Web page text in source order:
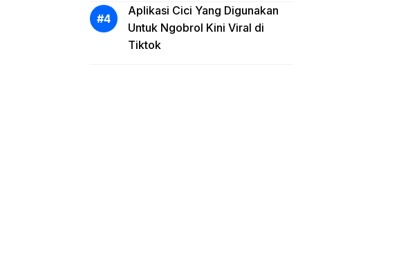
Aplikasi Cici Yang Digunakan
Untuk Ngobrol Kini Viral di
Tiktok